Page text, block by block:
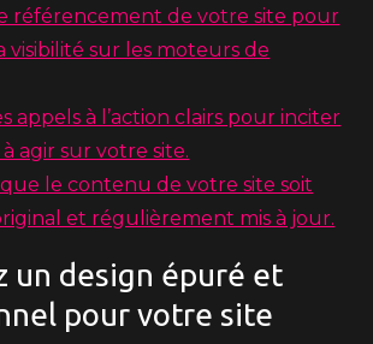
référencement de votre site pour
visibilité sur les moteurs de
appels à l’action clairs pour inciter
à agir sur votre site.
que le contenu de votre site soit
et régulièrement mis à jour.
un design épuré et
pour votre site